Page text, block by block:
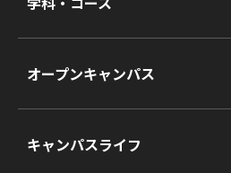
オープンキャンパス
キャンパスライフ